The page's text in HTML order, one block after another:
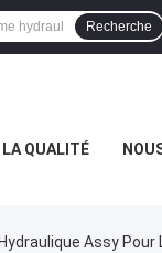
Recherche
QUALITÉ
Assy Pour